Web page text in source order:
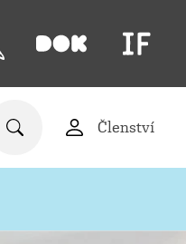
Členství